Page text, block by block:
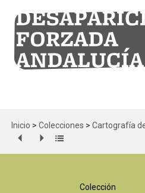
Inicio > Colecciones > Cartografía
Colección